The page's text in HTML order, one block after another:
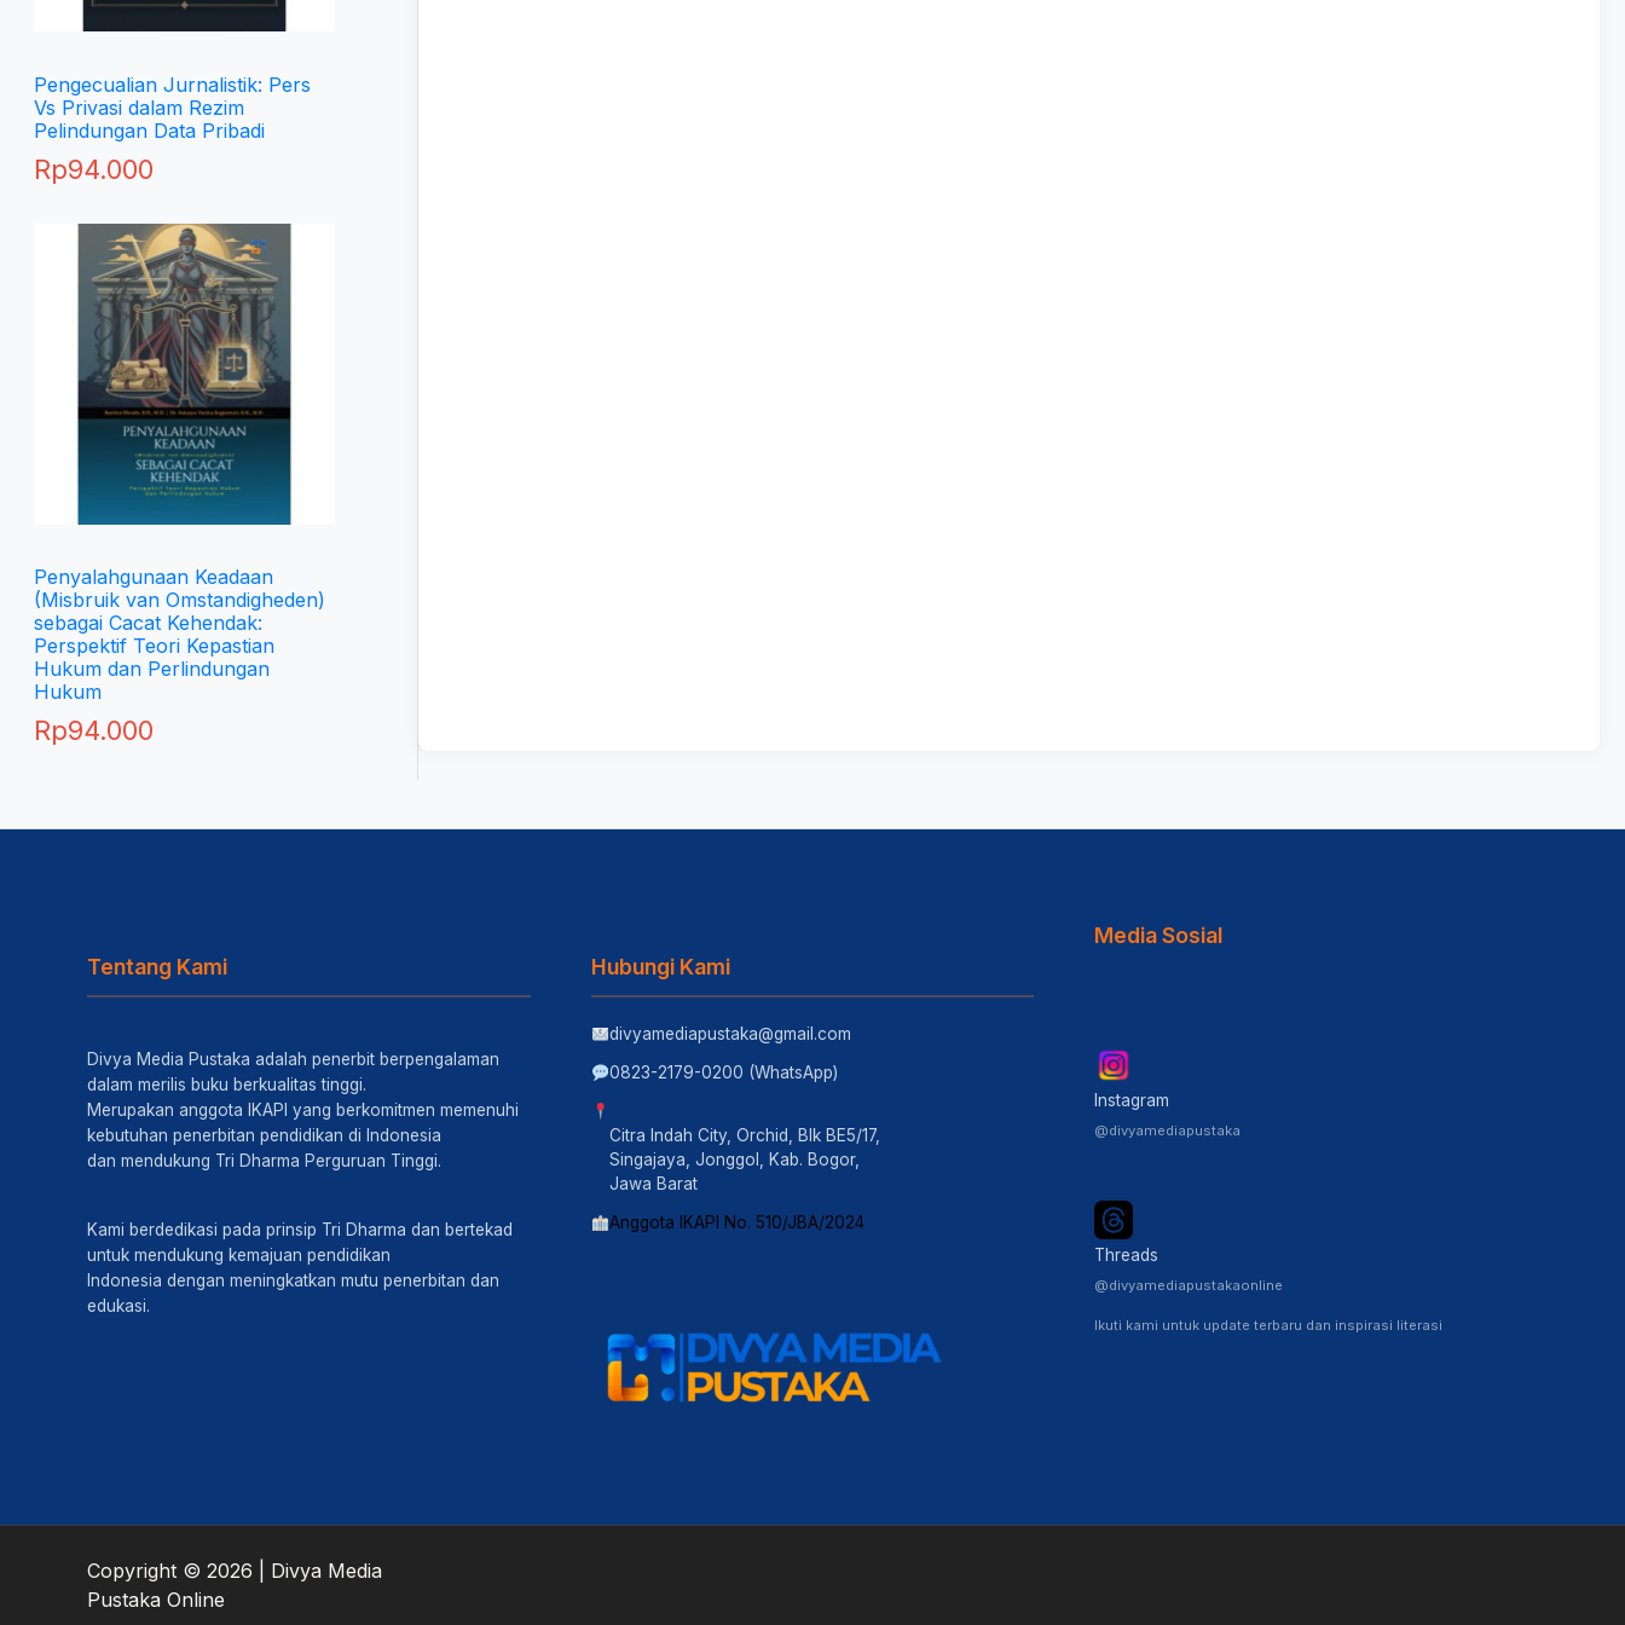
Pengecualian Jurnalistik: Pers
Vs Privasi dalam Rezim
Pelindungan Data Pribadi
Rp94.000
Penyalahgunaan Keadaan
(Misbruik van Omstandigheden)
sebagai Cacat Kehendak:
Perspektif Teori Kepastian
Hukum dan Perlindungan
Hukum
Rp94.000
Tentang Kami
Divya Media Pustaka adalah penerbit berpengalaman
dalam merilis buku berkualitas tinggi.
Merupakan anggota IKAPI yang berkomitmen memenuhi
kebutuhan penerbitan pendidikan di Indonesia
dan mendukung Tri Dharma Perguruan Tinggi.
Kami berdedikasi pada prinsip Tri Dharma dan bertekad
untuk mendukung kemajuan pendidikan
Indonesia dengan meningkatkan mutu penerbitan dan
edukasi.
Hubungi Kami
divyamediapustaka@gmail.com
0823-2179-0200 (WhatsApp)
Citra Indah City, Orchid, Blk BE5/17,
Singajaya, Jonggol, Kab. Bogor,
Jawa Barat
Anggota IKAPI No. 510/JBA/2024
Media Sosial
Instagram
@divyamediapustaka
Threads
@divyamediapustakaonline
Ikuti kami untuk update terbaru dan inspirasi literasi
Copyright © 2026 | Divya Media
Pustaka Online